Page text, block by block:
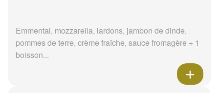
Emmental, mozzarella, lardons, jambon de dinde,
pommes de terre, crème fraîche, sauce fromagère + 1
boisson...